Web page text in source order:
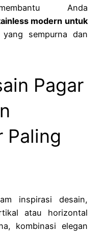
Anda
modern untuk
sempurna dan
Pagar
Paling
inspirasi desain,
atau horizontal
kombinasi elegan